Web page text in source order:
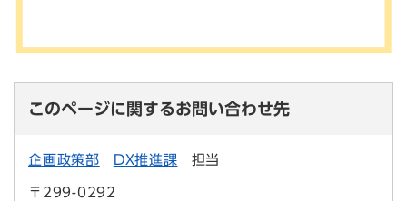
このページに関するお問い合わせ先
企画政策部 DX推進課 担当
〒299-0292